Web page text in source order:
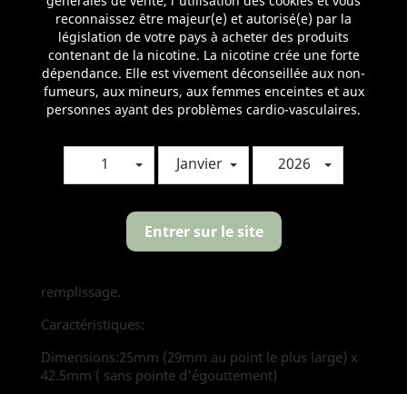
Le Zeus utilise les résistances de la série Mesh de
Geek Vape qui s'insèrent par le bas de l'atomiseur
avec une connexion sans filetage.
Le remplissage s'effectue par le haut, il suffit d'un
remplissage.
Caractéristiques:
Dimensions:25mm (29mm au point le plus large) x
42.5mm ( sans pointe d'égouttement)
reconnaissez être majeur(e) et autorisé(e) par la
législation de votre pays à acheter des produits
contenant de la nicotine. La nicotine crée une forte
dépendance. Elle est vivement déconseillée aux non-
fumeurs, aux mineurs, aux femmes enceintes et aux
personnes ayant des problèmes cardio-vasculaires.
1 Janvier 2026
Entrer sur le site